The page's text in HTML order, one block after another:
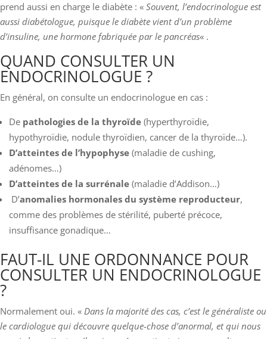
prend aussi en charge le diabète : « Souvent, l’endocrinologue est
aussi diabétologue, puisque le diabète vient d’un problème
d’insuline, une hormone fabriquée par le pancréas« .
QUAND CONSULTER UN
ENDOCRINOLOGUE ?
En général, on consulte un endocrinologue en cas :
De pathologies de la thyroïde (hyperthyroïdie,
hypothyroïdie, nodule thyroïdien, cancer de la thyroïde…).
D’atteintes de l’hypophyse (maladie de cushing,
adénomes…)
D’atteintes de la surrénale (maladie d’Addison…)
D’anomalies hormonales du système reproducteur,
comme des problèmes de stérilité, puberté précoce,
insuffisance gonadique…
FAUT-IL UNE ORDONNANCE POUR
CONSULTER UN ENDOCRINOLOGUE
?
Normalement oui. « Dans la majorité des cas, c’est le généraliste ou
le cardiologue qui découvre quelque-chose d’anormal, et qui nous